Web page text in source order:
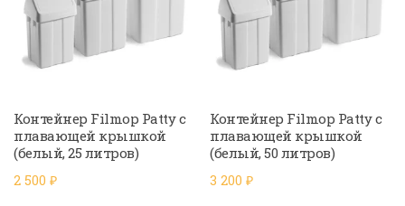
Контейнер Filmop Patty с
плавающей крышкой
(белый, 25 литров)
2 500 ₽
Контейнер Filmop Patty с
плавающей крышкой
(белый, 50 литров)
3 200₽